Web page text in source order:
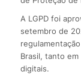
A LGPD foi
setembro de
Brasil, tanto
digitais.